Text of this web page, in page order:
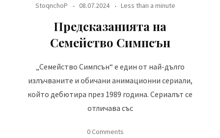
StoqnchoP 08.07.2024 Less than a minute
Предсказанията на
Семейство Симпсън
„Семейство Симпсън“ е един от най-дълго
излъчваните и обичани анимационни сериали,
който дебютира през 1989 година. Сериалът се
отличава със
0 Comments